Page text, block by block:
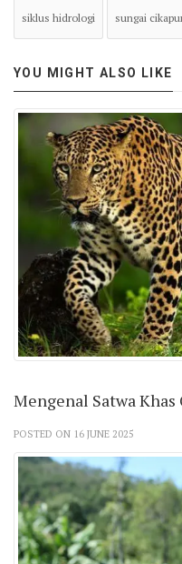
siklus hidrologi sungai
YOU MIGHT ALSO LIKE
Mengenal Satwa
POSTED ON 16 JUNE 2025